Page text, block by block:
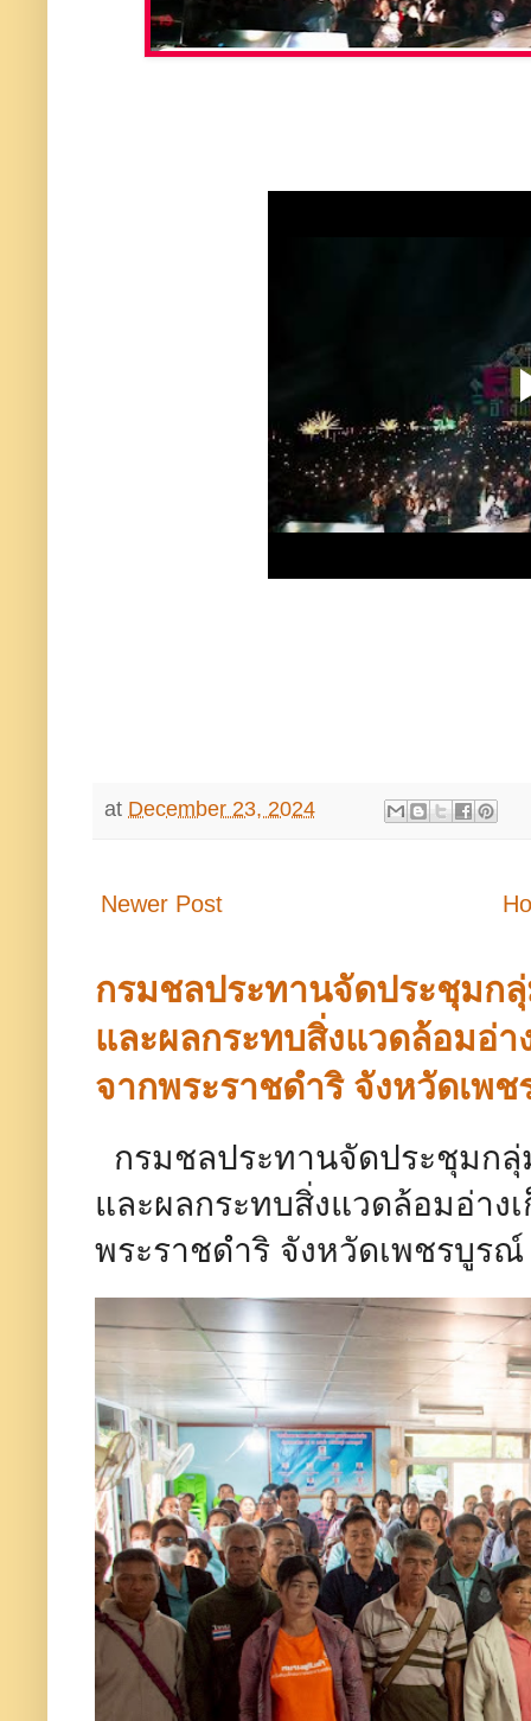
at December 23, 2024
Newer Post
กรมชลประทานจัดประชุมก
และผลกระทบสิ่งแวดล้อมอ่า
จากพระราชดำริ จังหวัดเพ
กรมชลประทานจัดประชุมก
และผลกระทบสิ่งแวดล้อมอ่าง
พระราชดำริ จังหวัดเพชร